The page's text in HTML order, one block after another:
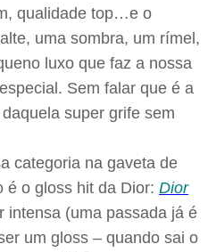
qualidade top…e o
uma sombra, um rímel,
luxo que faz a nossa
Sem falar que é a
super grife sem
categoria na gaveta de
é o gloss hit da Dior: Dior
intensa (uma passada já é
um gloss – quando sai o